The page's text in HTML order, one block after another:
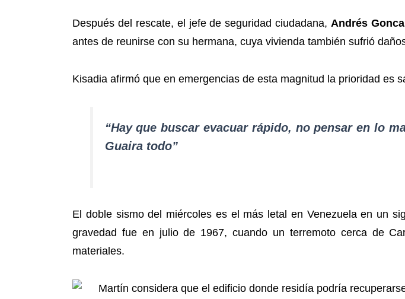
Después del rescate, el jefe de seguridad ciudadana,Andrés
antes de reunirse con su hermana, cuya vivienda también sufrió
Kisadia afirmó que en emergencias de esta magnitud la prioridad es
“Hay que buscar evacuar rápido, no pensar en lo
Guaira todo”
El doble sismo del miércoles es el más letal en Venezuela en un
gravedad fue en julio de 1967, cuando un terremoto cerca de
materiales.